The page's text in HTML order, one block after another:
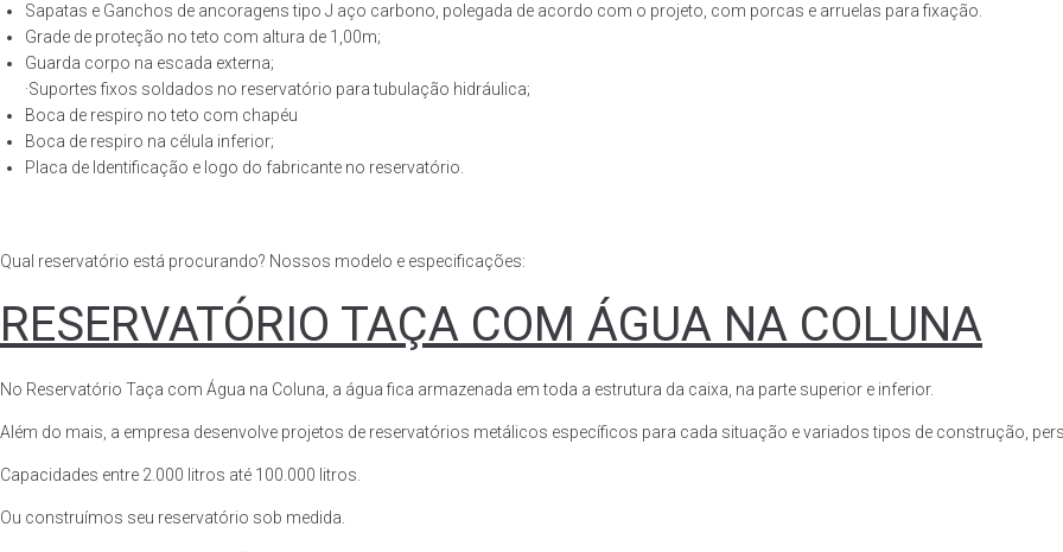
Sapatas e Ganchos de ancoragens tipo J aço carbono, polegada de acordo com o projeto, com porcas e arruelas para fixação.
Grade de proteção no teto com altura de 1,00m;
Guarda corpo na escada externa;
·Suportes fixos soldados no reservatório para tubulação hidráulica;
Boca de respiro no teto com chapéu
Boca de respiro na célula inferior;
Placa de Identificação e logo do fabricante no reservatório.
Qual reservatório está procurando? Nossos modelo e especificações:
RESERVATÓRIO TAÇA COM ÁGUA NA COLUNA
No Reservatório Taça com Água na Coluna, a água fica armazenada em toda a estrutura da caixa, na parte superior e inferior.
Além do mais, a empresa desenvolve projetos de reservatórios metálicos específicos para cada situação e variados tipos de construção,
Capacidades entre 2.000 litros até 100.000 litros.
Ou construímos seu reservatório sob medida.